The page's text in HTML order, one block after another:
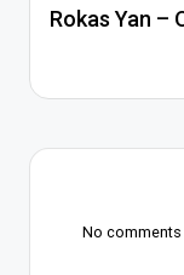
Rokas Yan –
No comments